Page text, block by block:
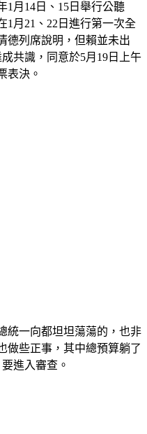
月21、22日進行第一次全
德列席說明，但賴並未出
共識，同意於5月19日上午
表決。
做些正事，其中總預算躺了
進入審查。